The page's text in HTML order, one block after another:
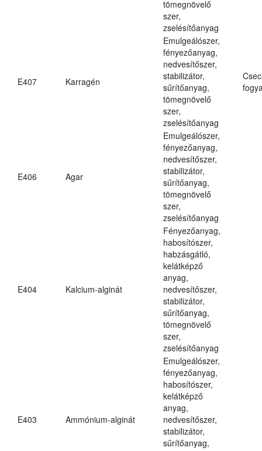
tömegnövelő
szer,
zselésítőanyag
E407 Karragén
Emulgeálószer,
fényezőanyag,
nedvesítőszer,
stabilizátor,
sűrítőanyag,
tömegnövelő
szer,
zselésítőanyag
E406 Agar
Emulgeálószer,
fényezőanyag,
nedvesítőszer,
stabilizátor,
sűrítőanyag,
tömegnövelő
szer,
zselésítőanyag
E404 Kalcium-alginát
Fényezőanyag,
habosítószer,
habzásgátló,
kelátképző
anyag,
nedvesítőszer,
stabilizátor,
sűrítőanyag,
tömegnövelő
szer,
zselésítőanyag
E403 Ammónium-alginát
Emulgeálószer,
fényezőanyag,
habosítószer,
kelátképző
anyag,
nedvesítőszer,
stabilizátor,
sűrítőanyag,